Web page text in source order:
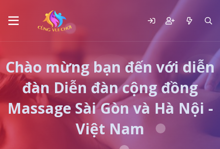
Chào mừng bạn đến với diễn
đàn Diễn đàn cộng đồng
Massage Sài Gòn và Hà Nội -
Việt Nam